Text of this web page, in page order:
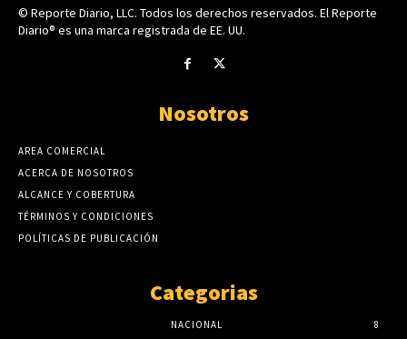
© Reporte Diario, LLC. Todos los derechos reservados. El Reporte
Diario® es una marca registrada de EE. UU.
Nosotros
AREA COMERCIAL
ACERCA DE NOSOTROS
ALCANCE Y COBERTURA
TÉRMINOS Y CONDICIONES
POLÍTICAS DE PUBLICACIÓN
Categorias
NACIONAL
8